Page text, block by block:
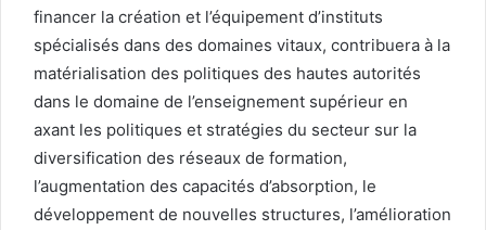
financer la création et l’équipement d’instituts
spécialisés dans des domaines vitaux, contribuera à la
matérialisation des politiques des hautes autorités
dans le domaine de l’enseignement supérieur en
axant les politiques et stratégies du secteur sur la
diversification des réseaux de formation,
l’augmentation des capacités d’absorption, le
développement de nouvelles structures, l’amélioration